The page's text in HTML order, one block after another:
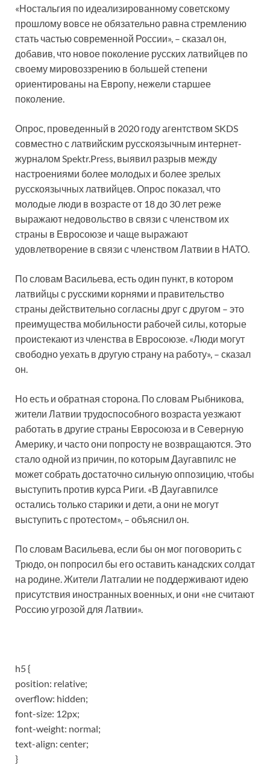
«Ностальгия по идеализированному советскому
прошлому вовсе не обязательно равна стремлению
стать частью современной России», – сказал он,
добавив, что новое поколение русских латвийцев по
своему мировоззрению в большей степени
ориентированы на Европу, нежели старшее
поколение.
Опрос, проведенный в 2020 году агентством SKDS
совместно с латвийским русскоязычным интернет-
журналом Spektr.Press, выявил разрыв между
настроениями более молодых и более зрелых
русскоязычных латвийцев. Опрос показал, что
молодые люди в возрасте от 18 до 30 лет реже
выражают недовольство в связи с членством их
страны в Евросоюзе и чаще выражают
удовлетворение в связи с членством Латвии в НАТО.
По словам Васильева, есть один пункт, в котором
латвийцы с русскими корнями и правительство
страны действительно согласны друг с другом – это
преимущества мобильности рабочей силы, которые
проистекают из членства в Евросоюзе. «Люди могут
свободно уехать в другую страну на работу», – сказал
он.
Но есть и обратная сторона. По словам Рыбникова,
жители Латвии трудоспособного возраста уезжают
работать в другие страны Евросоюза и в Северную
Америку, и часто они попросту не возвращаются. Это
стало одной из причин, по которым Даугавпилс не
может собрать достаточно сильную оппозицию, чтобы
выступить против курса Риги. «В Даугавпилсе
остались только старики и дети, а они не могут
выступить с протестом», – объяснил он.
По словам Васильева, если бы он мог поговорить с
Трюдо, он попросил бы его оставить канадских солдат
на родине. Жители Латгалии не поддерживают идею
присутствия иностранных военных, и они «не считают
Россию угрозой для Латвии».
h5 {
position: relative;
overflow: hidden;
font-size: 12px;
font-weight: normal;
text-align: center;
}